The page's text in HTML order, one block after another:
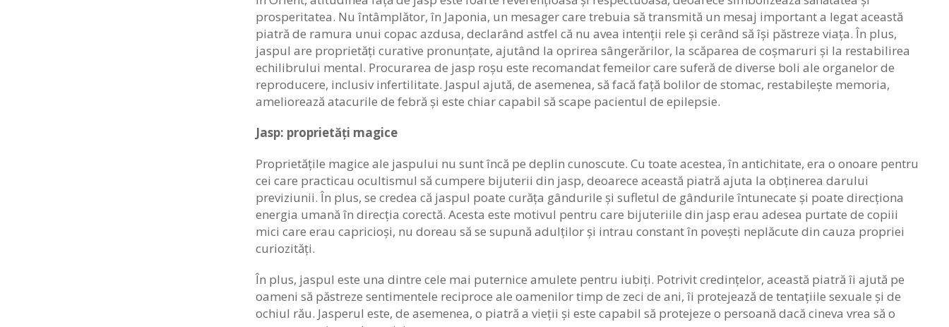
prosperitatea. Nu întâmplător, în Japonia, un mesager care trebuia să transmită un mesaj important a legat această
piatră de ramura unui copac azdusa, declarând astfel că nu avea intenții rele și cerând să își păstreze viața. În plus,
jaspul are proprietăți curative pronunțate, ajutând la oprirea sângerărilor, la scăparea de coșmaruri și la restabilirea
echilibrului mental. Procurarea de jasp roșu este recomandat femeilor care suferă de diverse boli ale organelor de
reproducere, inclusiv infertilitate. Jaspul ajută, de asemenea, să facă față bolilor de stomac, restabilește memoria,
ameliorează atacurile de febră și este chiar capabil să scape pacientul de epilepsie.
Jasp: proprietăți magice
Proprietățile magice ale jaspului nu sunt încă pe deplin cunoscute. Cu toate acestea, în antichitate, era o onoare pentru
cei care practicau ocultismul să cumpere bijuterii din jasp, deoarece această piatră ajuta la obținerea darului
previziunii. În plus, se credea că jaspul poate curăța gândurile și sufletul de gândurile întunecate și poate direcționa
energia umană în direcția corectă. Acesta este motivul pentru care bijuteriile din jasp erau adesea purtate de copiii
mici care erau capricioși, nu doreau să se supună adulților și intrau constant în povești neplăcute din cauza propriei
curiozități.
În plus, jaspul este una dintre cele mai puternice amulete pentru iubiți. Potrivit credințelor, această piatră îi ajută pe
oameni să păstreze sentimentele reciproce ale oamenilor timp de zeci de ani, îi protejează de tentațiile sexuale și de
ochiul rău. Jasperul este, de asemenea, o piatră a vieții și este capabil să protejeze o persoană dacă cineva vrea să o